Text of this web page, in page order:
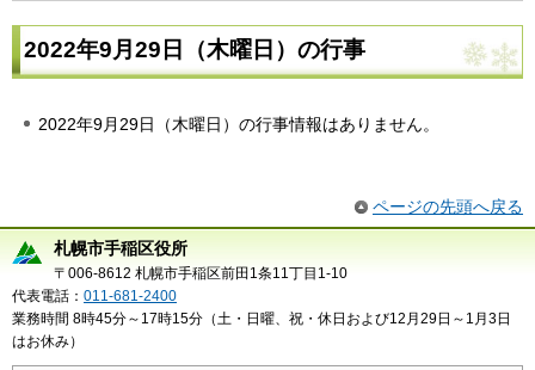
2022年9月29日（木曜日）の行事
2022年9月29日（木曜日）の行事情報はありません。
ページの先頭へ戻る
札幌市手稲区役所
〒006-8612 札幌市手稲区前田1条11丁目1-10
代表電話： 011-681-2400
業務時間 8時45分～17時15分（土・日曜、祝・休日および12月29日～1月3日
はお休み）